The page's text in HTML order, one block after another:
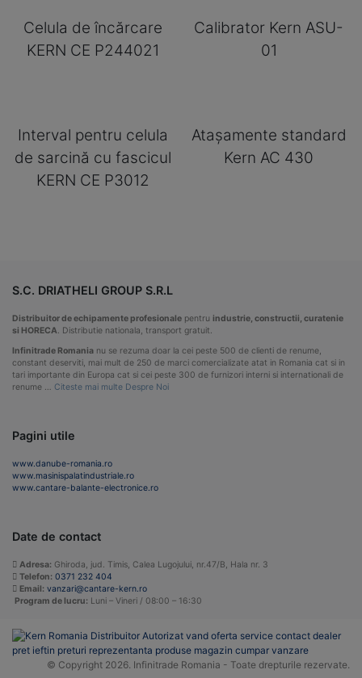
Celula de încărcare
KERN CE P244021
Calibrator Kern ASU-
01
Interval pentru celula
de sarcină cu fascicul
KERN CE P3012
Atașamente standard
Kern AC 430
S.C. DRIATHELI GROUP S.R.L
Distribuitor de echipamente profesionale pentru industrie, constructii, curatenie
si HORECA. Distributie nationala, transport gratuit.
Infinitrade Romania nu se rezuma doar la cei peste 500 de clienti de renume,
constant deserviti, mai mult de 250 de marci comercializate atat in Romania cat si in
tari importante din Europa cat si cei peste 300 de furnizori interni si internationali de
renume … Citeste mai multe Despre Noi
Pagini utile
www.danube-romania.ro
www.masinispalatindustriale.ro
www.cantare-balante-electronice.ro
Date de contact
Adresa: Ghiroda, jud. Timis, Calea Lugojului, nr.47/B, Hala nr. 3
Telefon: 0371 232 404
Email: vanzari@cantare-kern.ro
Program de lucru: Luni – Vineri / 08:00 – 16:30
© Copyright 2026. Infinitrade Romania - Toate drepturile rezervate.